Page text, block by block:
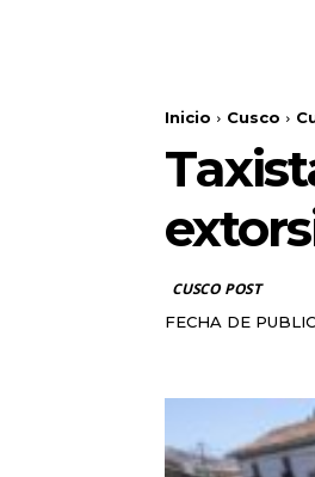
Inicio Cusco
CUSCO POST
FECHA DE